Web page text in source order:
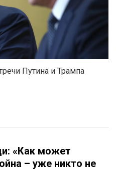
Путина и Трампа
«Как может
– уже никто не